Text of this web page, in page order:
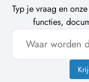
Typ je vraag en
functies,